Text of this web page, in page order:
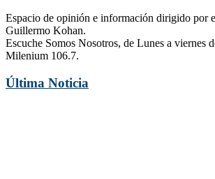
Espacio de opinión e información dirigido por
Guillermo Kohan.
Escuche Somos Nosotros, de Lunes a viernes
Milenium 106.7.
Última Noticia